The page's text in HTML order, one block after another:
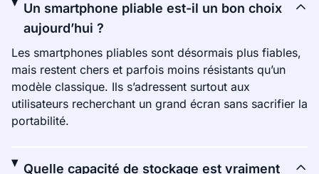
Un smartphone pliable est-il un bon choix
aujourd’hui ?
Les smartphones pliables sont désormais plus fiables,
mais restent chers et parfois moins résistants qu’un
modèle classique. Ils s’adressent surtout aux
utilisateurs recherchant un grand écran sans sacrifier la
portabilité.
Quelle capacité de stockage est vraiment